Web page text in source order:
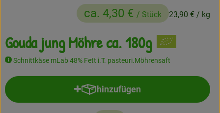
Drogerie
Gratis Ökokiste im Wert von 25 Euro
Gouda jung Möhre ca. 180g
Schnittkäse mLab 48% Fett i.T. pasteuri.Möhrensaft
ca. 4,30 € / Stück 23,90 € / kg
hinzufügen
Produkt zum Warenkorb